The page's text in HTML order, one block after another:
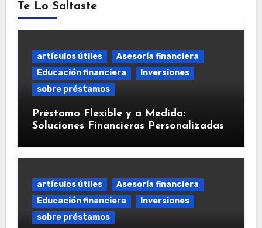
Te Lo Saltaste
artículos útiles
Asesoría financiera
Educación financiera
Inversiones
sobre préstamos
Préstamo Flexible y a Medida:
Soluciones Financieras Personalizadas
artículos útiles
Asesoría financiera
Educación financiera
Inversiones
sobre préstamos